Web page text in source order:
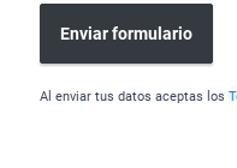
Enviar formulario
Al enviar tus datos aceptas los